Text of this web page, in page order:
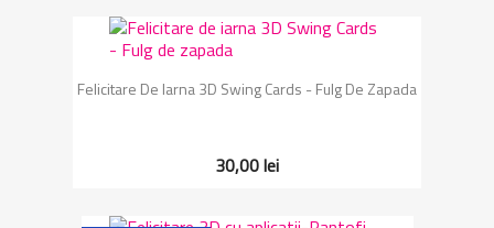
Felicitare De Iarna 3D Swing Cards - Fulg De Zapada
30,00 lei